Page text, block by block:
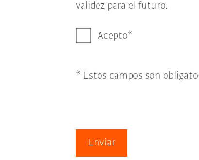
validez para el futuro.
Acepto
* Estos campos son
Enviar